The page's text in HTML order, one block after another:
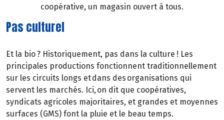
coopérative, un magasin ouvert à tous.
Pas culturel
Et la bio ? Historiquement, pas dans la culture ! Les
principales productions fonctionnent traditionnellement
sur les circuits longs et dans des organisations qui
servent les marchés. Ici, on dit que coopératives,
syndicats agricoles majoritaires, et grandes et moyennes
surfaces (GMS) font la pluie et le beau temps.